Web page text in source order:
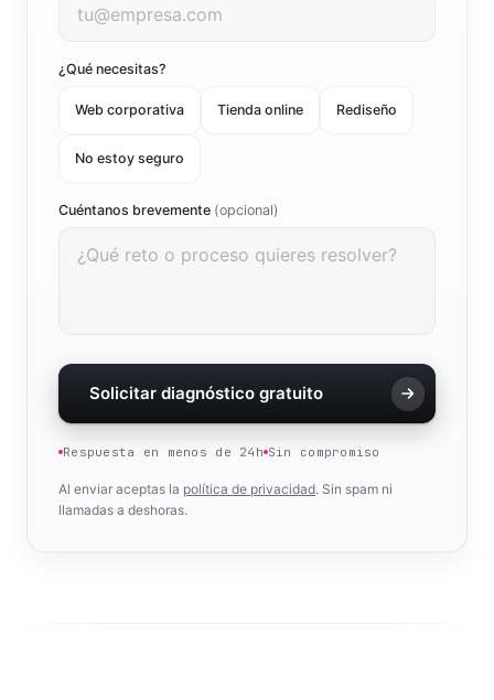
¿Qué necesitas?
Web corporativa Tienda online Rediseño
No estoy seguro
Cuéntanos brevemente (opcional)
Solicitar diagnóstico gratuito
Respuesta en menos de 24h Sin compromiso
Al enviar aceptas la política de privacidad. Sin spam ni
llamadas a deshoras.